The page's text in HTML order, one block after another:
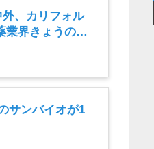
、カリフォル
業界きょうのニ
サンバイオが1